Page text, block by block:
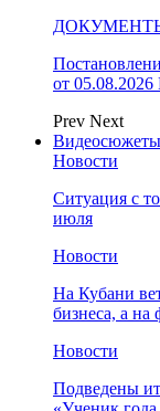
от
Prev Next
Видеосюжеты
Новости
Ситуация с
июля
Новости
На Кубани
бизнеса, а
Новости
Подведены